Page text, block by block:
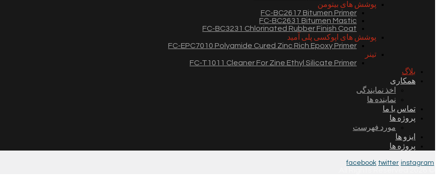
پوشش های بیتومن
FC-BC2617 Bitumen Primer
FC-BC2631 Bitumen Mastic
FC-BC3231 Chlorinated Rubber Finish Coat
پوشش های اپوکسی پلی آمید
FC-EPC7010 Polyamide Cured Zinc Rich Epoxy Primer
تینر
FC-T1011 Cleaner For Zine Ethyl Silicate Primer
بلاگ
همکاری
اخذ نمایندگی
نماینده ها
تماس با ما
پروژه ها
مورد فهرست
ایزو ها
پروژه ها
facebook twitter instagram